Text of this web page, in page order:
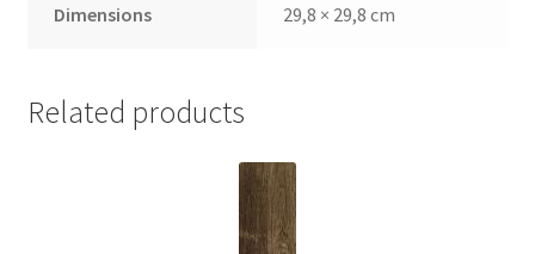
Dimensions 29,8 × 29,8 cm
Related products